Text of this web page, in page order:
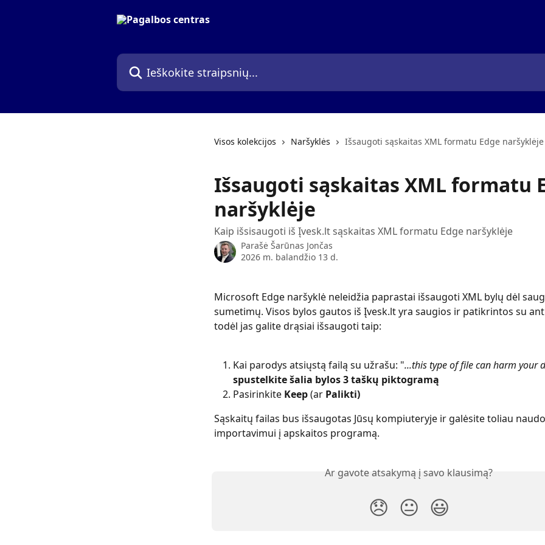
Ieškokite straipsnių...
Visos kolekcijos Naršyklės Išsaugoti sąskaitas XML formatu Edge naršyklėje
Išsaugoti sąskaitas XML formatu
naršyklėje
Kaip išsisaugoti iš Įvesk.lt sąskaitas XML formatu Edge naršyklėje
Parašė Šarūnas Jončas
2026 m. balandžio 13 d.
Microsoft Edge naršyklė neleidžia paprastai išsaugoti XML bylų dėl
sumetimų. Visos bylos gautos iš Įvesk.lt yra saugios ir patikrintos su
todėl jas galite drąsiai išsaugoti taip:
Kai parodys atsiųstą failą su užrašu: "...this type of file can harm your
spustelkite šalia bylos 3 taškų piktogramą
Pasirinkite Keep (ar Palikti)
Sąskaitų failas bus išsaugotas Jūsų kompiuteryje ir galėsite toliau
importavimui į apskaitos programą.
Ar gavote atsakymą į savo klausimą?
😞 😐 😃